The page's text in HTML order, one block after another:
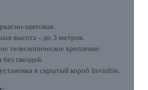
щитовая.
высота - до 3 метров.
телескопическое крепление
без гвоздей.
в скрытый короб Invisible.